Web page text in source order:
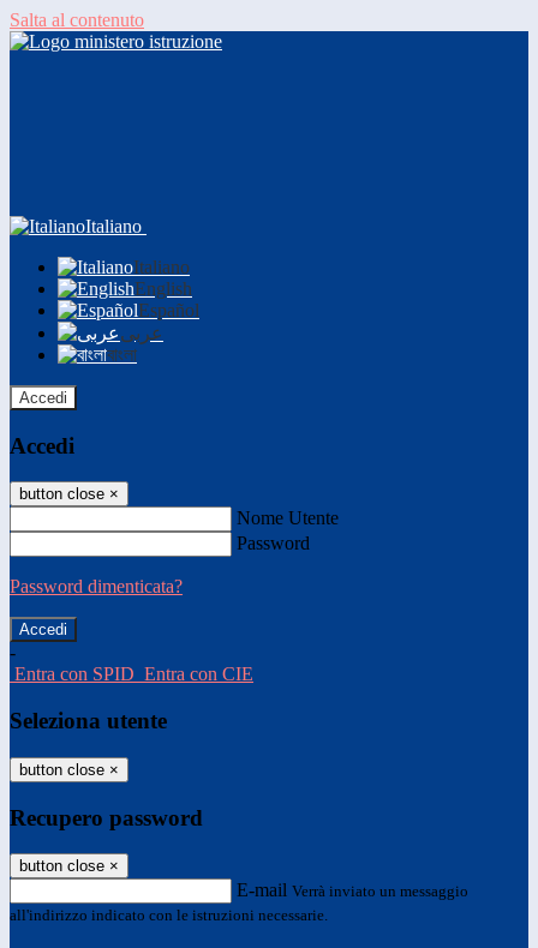
Salta al contenuto
Italiano
Italiano
English
Español
عربى
বাংলা
Accedi
Accedi
button close ×
Nome Utente
Password
Password dimenticata?
-
Entra con SPID Entra con CIE
Seleziona utente
button close ×
Recupero password
button close ×
E-mail Verrà inviato un messaggio
all'indirizzo indicato con le istruzioni necessarie.